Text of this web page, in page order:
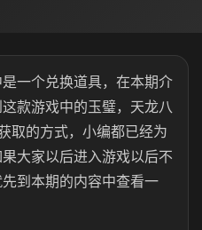
一个兑换道具，在本期介
款游戏中的玉璧，天龙八
取的方式，小编都已经为
大家以后进入游戏以后不
到本期的内容中查看一